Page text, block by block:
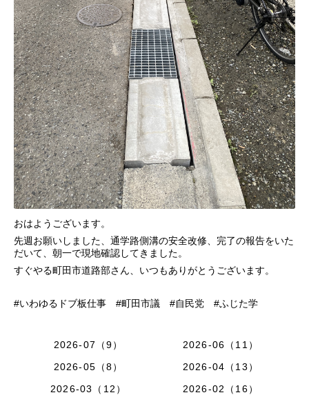
おはようございます。
先週お願いしました、通学路側溝の安全改修、完了の報告をいた
だいて、朝一で現地確認してきました。
すぐやる町田市道路部さん、いつもありがとうございます。
#いわゆるドブ板仕事 #町田市議 #自民党 #ふじた学
2026-07（9）
2026-06（11）
2026-05（8）
2026-04（13）
2026-03（12）
2026-02（16）